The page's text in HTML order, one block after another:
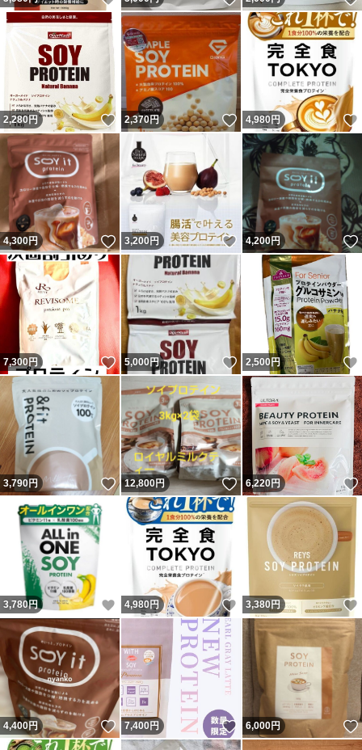
2,280円 いいね！
2,370円 いいね！
4,980円
4,300円 いいね！
3,200円 いいね！
4,200円
7,300円 いいね！
5,000円 いいね！
2,500円
3,790円 いいね！
12,800円 いいね！
6,220円
3,780円 いいね！
4,980 円 いいね！
3,380円
4,400円 いいね！
7,400円 いいね！
6,000円